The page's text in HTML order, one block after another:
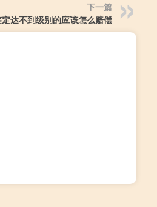
下一篇
达不到级别的应该怎么赔偿